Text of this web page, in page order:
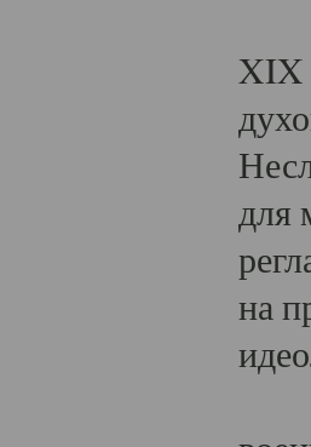
XIX
для
на